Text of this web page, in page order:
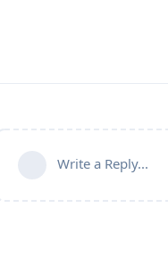
Write a Reply...